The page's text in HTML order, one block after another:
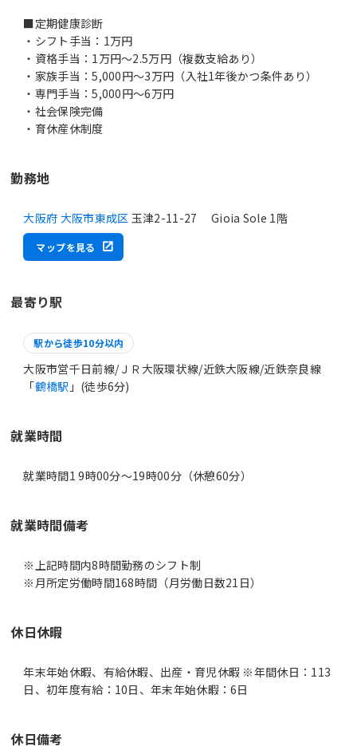
■定期健康診断
・シフト手当：1万円
・資格手当：1万円～2.5万円（複数支給あり）
・家族手当：5,000円～3万円（入社1年後かつ条件あり）
・専門手当：5,000円～6万円
・社会保険完備
・育休産休制度
勤務地
大阪府 大阪市東成区 玉津2-11-27 Gioia Sole 1階
マップを見る
最寄り駅
駅から徒歩10分以内
大阪市営千日前線/ＪＲ大阪環状線/近鉄大阪線/近鉄奈良線
「鶴橋駅 」(徒歩6分)
就業時間
就業時間1 9時00分〜19時00分（休憩60分）
就業時間備考
※上記時間内8時間勤務のシフト制
休日休暇
年末年始休暇、有給休暇、出産・育児休暇 ※年間休日：113
日、初年度有給：10日、年末年始休暇：6日
休日備考